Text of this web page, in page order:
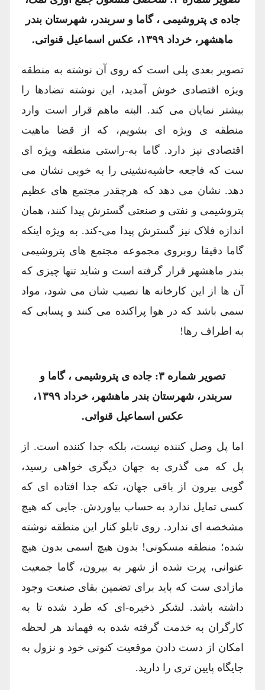
جاده ی پتروشیمی ، گاما و سربندر، شهرستان بندر
ماهشهر، خرداد ۱۳۹۹، عکس اسماعیل قنواتی.
تصویر بعدی پلی است که روی آن نوشته به منطقه
ویژه اقتصادی خوش آمدید، این نوشته تضادها را
بیشتر نمایان می کند. البته ماهم قرار است وارد
منطقه ی ویژه ای بشویم، که از قضا ماهیت
اقتصادی نیز دارد. گاما به-راستی منطقه ویژه ای
ست که فاجعه حاشیه‌نشینی را به خوبی نشان می
دهد. نشان می دهد که هرچقدر مجتمع های عظیم
پتروشیمی و نفتی و صنعتی گسترش پیدا کنند، همان
اندازه فلاک نیز گسترش پیدا می-کند. به ویژه اینکه
گاما دقیقا روبروی مجموعه مجتمع های پتروشیمی
بندر ماهشهر قرار گرفته است و شاید تنها چیزی که
آن ها از این کارخانه ها نصیب شان می شود، مواد
سمی باشد که در هوا پراکنده می کنند و پسابی که
به اطراف رها!
تصویر شماره ۳: جاده ی پتروشیمی ، گاما و
سربندر، شهرستان بندر ماهشهر، خرداد ۱۳۹۹،
عکس اسماعیل قنواتی.
اما پل وصل کننده نیست، بلکه جدا کننده است. از
پل که می گذری به جهان دیگری خواهی رسید،
گویی بیرون از باقی جهان، تکه جدا افتاده ای که
کسی تمایل ندارد به حساب بیاوردش. جایی که هیچ
مشخصه ای ندارد. روی تابلو کنار این منطقه نوشته
شده؛ منطقه مسکونی! بدون هیچ اسمی بدون هیچ
عنوانی، پرت شده از شهر به بیرون، گاما جمعیت
مازادی ست که باید برای تضمین بقای صنعت وجود
داشته باشد. لشکر ذخیره-ای که طرد شده تا به
کارگران به خدمت گرفته شده به فهماند هر لحظه
امکان از دست دادن موقعیت کنونی خود و نزول به
جایگاه پایین تری را دارید.